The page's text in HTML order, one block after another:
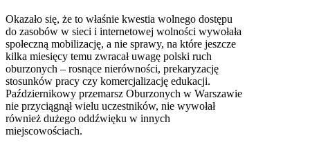
Okazało się, że to właśnie kwestia wolnego dostępu
do zasobów w sieci i internetowej wolności wywołała
społeczną mobilizację, a nie sprawy, na które jeszcze
kilka miesięcy temu zwracał uwagę polski ruch
oburzonych – rosnące nierówności, prekaryzację
stosunków pracy czy komercjalizację edukacji.
Październikowy przemarsz Oburzonych w Warszawie
nie przyciągnął wielu uczestników, nie wywołał
również dużego oddźwięku w innych
miejscowościach.